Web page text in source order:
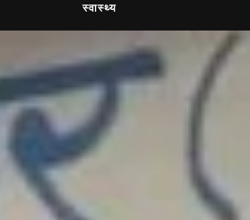
स्वास्थ्य